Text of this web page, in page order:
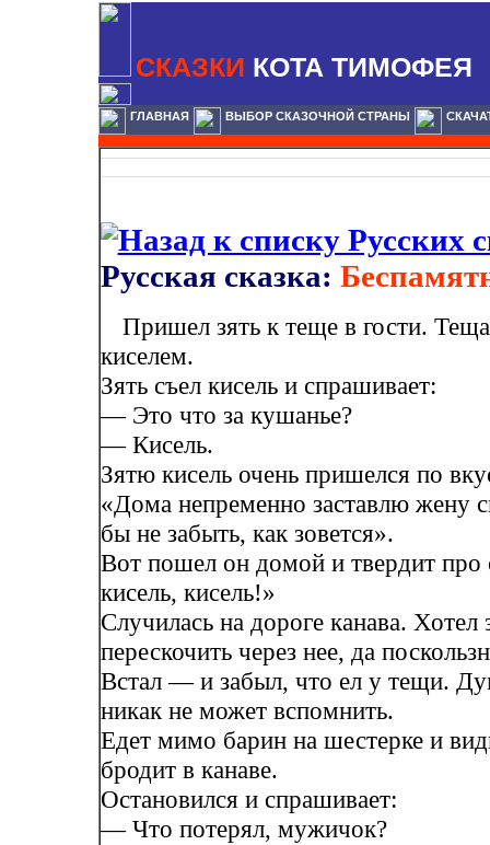
СКАЗКИ КОТА ТИМОФЕЯ
ГЛАВНАЯ ВЫБОР СКАЗОЧНОЙ СТРАНЫ
Русская сказка:
Пришел зять к теще в гости. Теща
киселем.
Зять съел кисель и спрашивает:
— Это что за кушанье?
— Кисель.
Зятю кисель очень пришелся по
«Дома непременно заставлю жену
бы не забыть, как зовется».
Вот пошел он домой и твердит про
кисель, кисель!»
Случилась на дороге канава. Хотел
перескочить через нее, да
Встал — и забыл, что ел у тещи.
никак не может вспомнить.
Едет мимо барин на шестерке и
бродит в канаве.
Остановился и спрашивает:
— Что потерял, мужичок?